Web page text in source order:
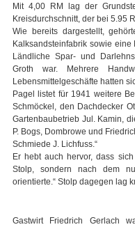
Mit 4,00 RM lag der
Kreisdurchschnitt, der bei 5.95
Wie bereits dargestellt,
Kalksandsteinfabrik sowie
Ländliche Spar- und
Groth war. Mehrere
Lebensmittelgeschäfte hatten
Pagel listet für 1941 weitere
Schmöckel, den Dachdecker
Gartenbaubetrieb Jul. Kamin,
P. Bogs, Dombrowe und
Schmiede J. Lichfuss.“
Er hebt auch hervor, dass
Stolp, sondern nach dem
orientierte.“ Stolp dagegen lag
Gastwirt Friedrich Gerlach